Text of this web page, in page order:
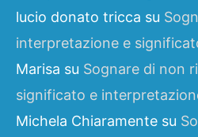
lucio donato tricca su
interpretazione e
Marisa su Sognare di non
significato e
Michela Chiaramente su